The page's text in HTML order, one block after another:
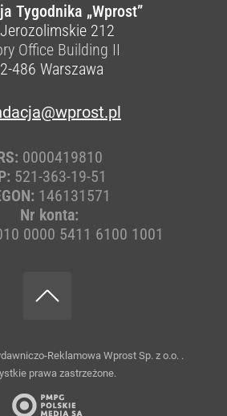
Tygodnika „Wprost”
212
Office Building II
486 Warszawa
0000419810
521-363-19-51
146131571
Nr konta:
0000 5411 6100 1001
Reklamowa Wprost Sp. z o.o. .
prawa zastrzeżone.